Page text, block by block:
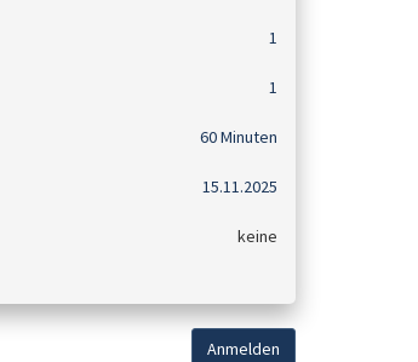
1
1
60 Minuten
15.11.2025
keine
Anmelden